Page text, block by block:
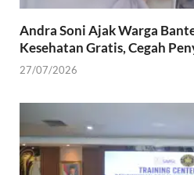
Andra Soni Ajak Warga
Kesehatan Gratis, Cegah
27/07/2026